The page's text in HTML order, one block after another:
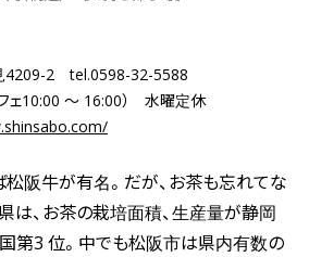
4209-2
tel.0598-32-5588
ェ10:00 ～ 16:00）
水曜定休
阪牛が有名。だが、お茶も忘れてな
は、お茶の栽培面積、生産量が静岡
第3 位。中でも松阪市は県内有数の